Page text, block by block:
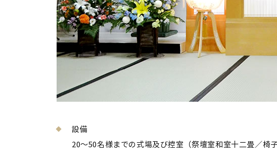
設備
20～50名様までの式場及び控室（祭壇室和室十二畳／椅